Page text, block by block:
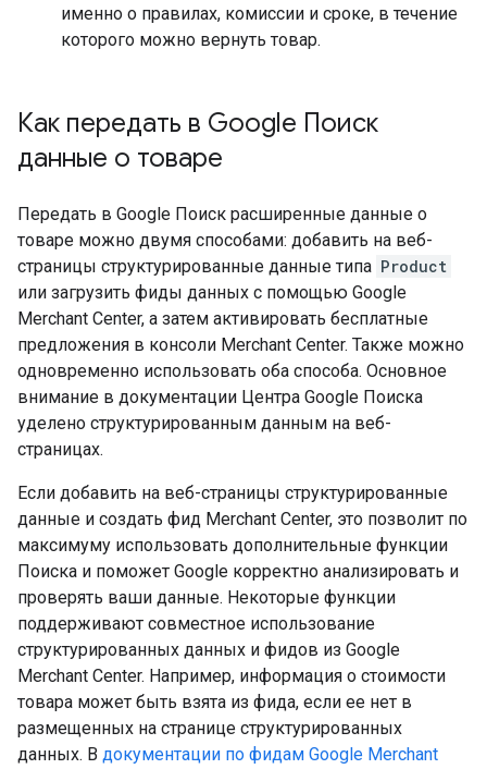
именно о правилах, комиссии и сроке, в течение
которого можно вернуть товар.
Как передать в Google Поиск
данные о товаре
Передать в Google Поиск расширенные данные о
товаре можно двумя способами: добавить на веб-
страницы структурированные данные типа Product
или загрузить фиды данных с помощью Google
Merchant Center, а затем активировать бесплатные
предложения в консоли Merchant Center. Также можно
одновременно использовать оба способа. Основное
внимание в документации Центра Google Поиска
уделено структурированным данным на веб-
страницах.
Если добавить на веб-страницы структурированные
данные и создать фид Merchant Center, это позволит по
максимуму использовать дополнительные функции
Поиска и поможет Google корректно анализировать и
проверять ваши данные. Некоторые функции
поддерживают совместное использование
структурированных данных и фидов из Google
Merchant Center. Например, информация о стоимости
товара может быть взята из фида, если ее нет в
размещенных на странице структурированных
данных. В документации по фидам Google Merchant